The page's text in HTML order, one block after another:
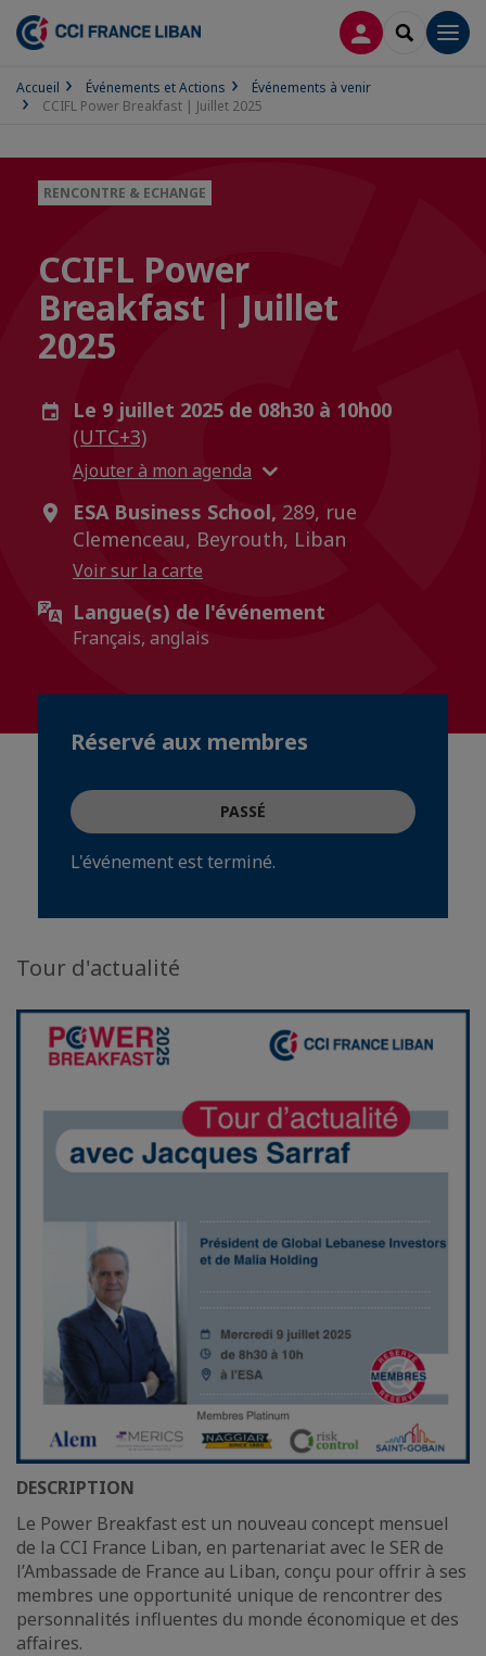
CONNEXION
Accueil Événements et Actions
Événements à venir
CCIFL Power Breakfast | Juillet 2025
RENCONTRE & ECHANGE
CCIFL Power
Breakfast | Juillet
2025
Le 9 juillet 2025 de 08h30 à 10h00
(UTC+3)
Ajouter à mon agenda
ESA Business School, 289, rue
Clemenceau, Beyrouth, Liban
Voir sur la carte
Langue(s) de l'événement
Français, anglais
Réservé aux membres
PASSÉ
L'événement est terminé.
Tour d'actualité
DESCRIPTION
Le Power Breakfast est un nouveau concept mensuel
de la CCI France Liban, en partenariat avec le SER de
l’Ambassade de France au Liban, conçu pour offrir à ses
membres une opportunité unique de rencontrer des
personnalités influentes du monde économique et des
affaires.